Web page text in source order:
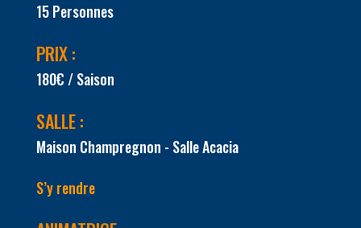
15 Personnes
PRIX :
180€ / Saison
SALLE :
Maison Champregnon - Salle Acacia
S’y rendre